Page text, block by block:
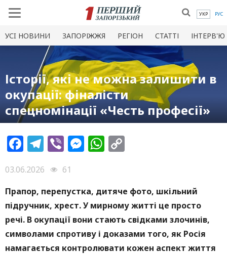
УКР РУС
УСI НОВИНИ ЗАПОРІЖЖЯ РЕГІОН СТАТТІ ІНТЕРВ'Ю
Історії, які не можна залишити в
окупації: фіналісти
спецномінації «Честь професії»
Facebook
Telegram
ViberMessenger
WhatsApp
03.06.2026
61
Прапор, перепустка, дитяче фото, шкільний
підручник, хрест. У мирному житті це просто
речі. В окупації вони стають свідками злочинів,
символами спротиву і доказами того, як Росія
намагається контролювати кожен аспект життя